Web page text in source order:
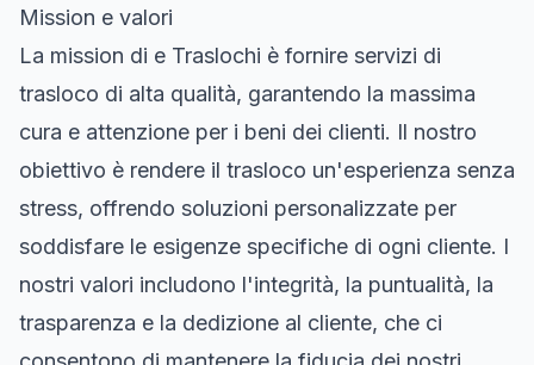
Mission e valori
La mission di e Traslochi è fornire servizi di
trasloco di alta qualità, garantendo la massima
cura e attenzione per i beni dei clienti. Il nostro
obiettivo è rendere il trasloco un'esperienza senza
stress, offrendo soluzioni personalizzate per
soddisfare le esigenze specifiche di ogni cliente. I
nostri valori includono l'integrità, la puntualità, la
trasparenza e la dedizione al cliente, che ci